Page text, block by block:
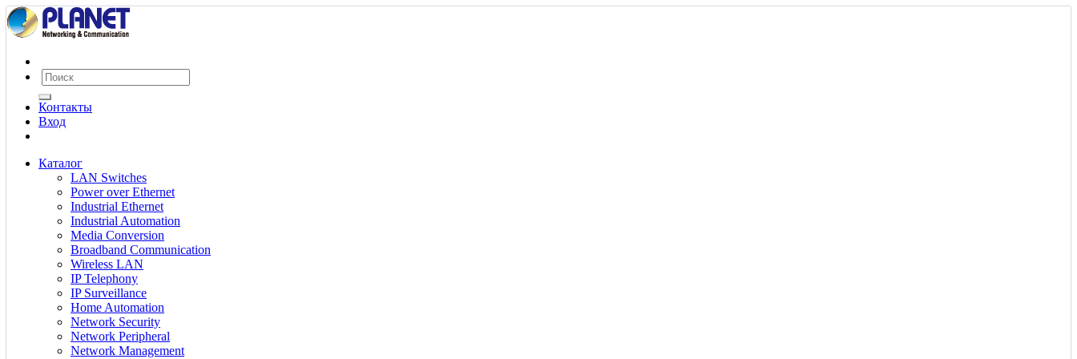
Контакты
Вход
Каталог
LAN Switches
Power over Ethernet
Industrial Ethernet
Industrial Automation
Media Conversion
Broadband Communication
Wireless LAN
IP Telephony
IP Surveillance
Home Automation
Network Security
Network Peripheral
Network Management